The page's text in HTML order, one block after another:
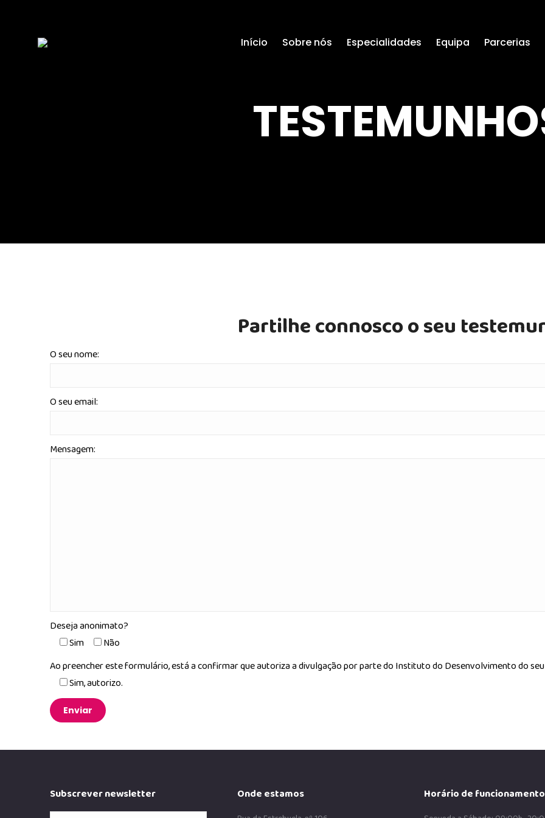
Início Sobre nós Especialidades Equipa Parcerias
Partilhe connosco o seu
O seu nome:
O seu email:
Mensagem:
Deseja anonimato?
Sim
Não
Ao preencher este formulário, está a confirmar que autoriza a divulgação por parte do Instituto do Desenvolvimento do
Sim, autorizo.
Subscrever newsletter Onde estamos Horário de funcionamento